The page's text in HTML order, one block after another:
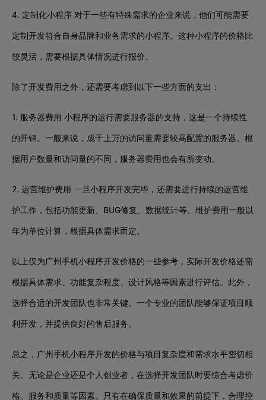
4. 定制化小程序 对于一些有特殊需求的企业来说，他们可能需要
定制开发符合自身品牌和业务需求的小程序。这种小程序的价格比
较灵活，需要根据具体情况进行报价。
除了开发费用之外，还需要考虑到以下一些方面的支出：
1. 服务器费用 小程序的运行需要服务器的支持，这是一个持续性
的开销。一般来说，成千上万的访问量需要较高配置的服务器。根
据用户数量和访问量的不同，服务器费用也会有所变动。
2. 运营维护费用 一旦小程序开发完毕，还需要进行持续的运营维
护工作，包括功能更新、BUG修复、数据统计等。维护费用一般以
年为单位计算，根据具体需求而定。
以上仅为广州手机小程序开发价格的一些参考，实际开发价格还需
根据具体需求、功能复杂程度、设计风格等因素进行评估。此外，
选择合适的开发团队也非常关键。一个专业的团队能够保证项目顺
利开发，并提供良好的售后服务。
总之，广州手机小程序开发的价格与项目复杂度和需求水平密切相
关。无论是企业还是个人创业者，在选择开发团队时要综合考虑价
格、服务和质量等因素。只有在确保质量和效果的前提下，合理控